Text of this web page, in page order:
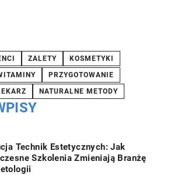
ZALETY
KOSMETYKI
PRZYGOTOWANIE
NATURALNE METODY
Technik Estetycznych: Jak
Szkolenia Zmieniają Branżę